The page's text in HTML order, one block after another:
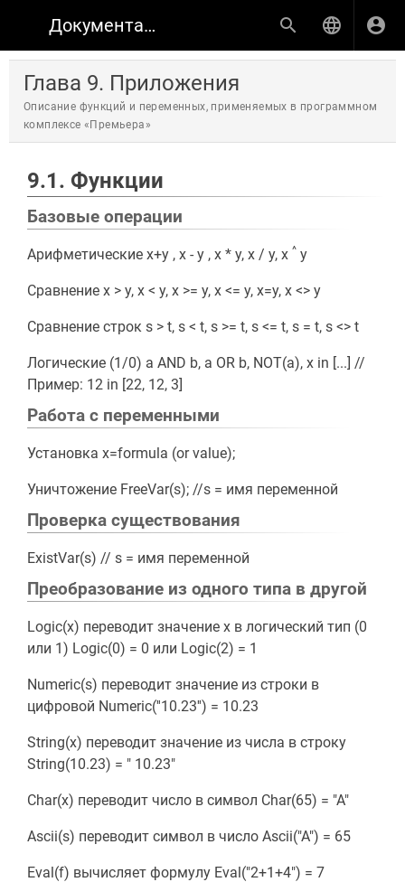
Документация по продуктам КИНОПЛАН
Глава 9. Приложения
Описание функций и переменных, применяемых в программном
комплексе «Премьера»
9.1. Функции
Базовые операции
Арифметические x+y , x - y , x * y, x / y, x ^ у
Сравнение x > y, x < y, x >= y, x <= y, x=y, x <> y
Сравнение строк s > t, s < t, s >= t, s <= t, s = t, s <> t
Логические (1/0) a AND b, a OR b, NOT(a), x in [...] //
Пример: 12 in [22, 12, 3]
Работа с переменными
Установка x=formula (or value);
Уничтожение FreeVar(s); //s = имя переменной
Проверка существования
ExistVar(s) // s = имя переменной
Преобразование из одного типа в другой
Logic(x) переводит значение x в логический тип (0
или 1) Logic(0) = 0 или Logic(2) = 1
Numeric(s) переводит значение из строки в
цифровой Numeric(''10.23'') = 10.23
String(x) переводит значение из числа в строку
String(10.23) = " 10.23"
Char(x) переводит число в символ Char(65) = "A"
Ascii(s) переводит символ в число Ascii("A") = 65
Eval(f) вычисляет формулу Eval("2+1+4") = 7